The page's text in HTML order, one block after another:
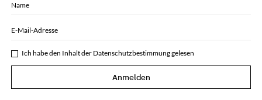
Name
E-Mail-Adresse
Ich habe den Inhalt der Datenschutzbestimmunggelesen
Anmelden